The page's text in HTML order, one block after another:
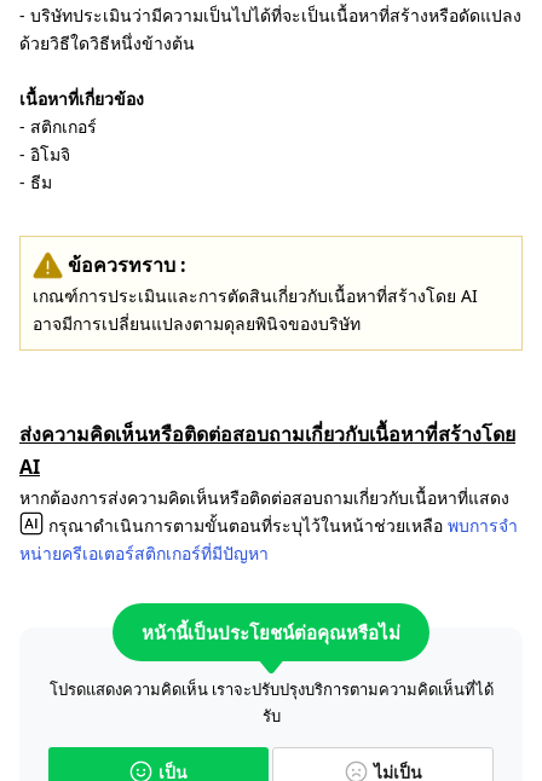
- บริษัทประเมินว่ามีความเป็นไปได้ที่จะเป็นเนื้อหาที่สร้างหรือดัดแปลง
ด้วยวิธีใดวิธีหนึ่งข้างต้น
เนื้อหาที่เกี่ยวข้อง
- สติกเกอร์
- อิโมจิ
- ธีม
ข้อควรทราบ :
เกณฑ์การประเมินและการตัดสินเกี่ยวกับเนื้อหาที่สร้างโดย AI
อาจมีการเปลี่ยนแปลงตามดุลยพินิจของบริษัท
ส่งความคิดเห็นหรือติดต่อสอบถามเกี่ยวกับเนื้อหาที่สร้างโดย
AI
หากต้องการส่งความคิดเห็นหรือติดต่อสอบถามเกี่ยวกับเนื้อหาที่แสดง
กรุณาดำเนินการตามขั้นตอนที่ระบุไว้ในหน้าช่วยเหลือ พบการจำ
หน่ายครีเอเตอร์สติกเกอร์ที่มีปัญหา
หน้านี้เป็นประโยชน์ต่อคุณหรือไม่
โปรดแสดงความคิดเห็น เราจะปรับปรุงบริการตามความคิดเห็นที่ได้
รับ
เป็น ไม่เป็น